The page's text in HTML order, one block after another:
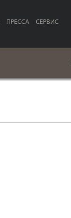
ПРЕССА
СЕРВИС